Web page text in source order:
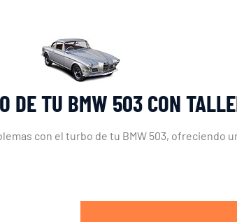
DE TU BMW 503 CON
con el turbo de tu BMW 503, ofreciendo